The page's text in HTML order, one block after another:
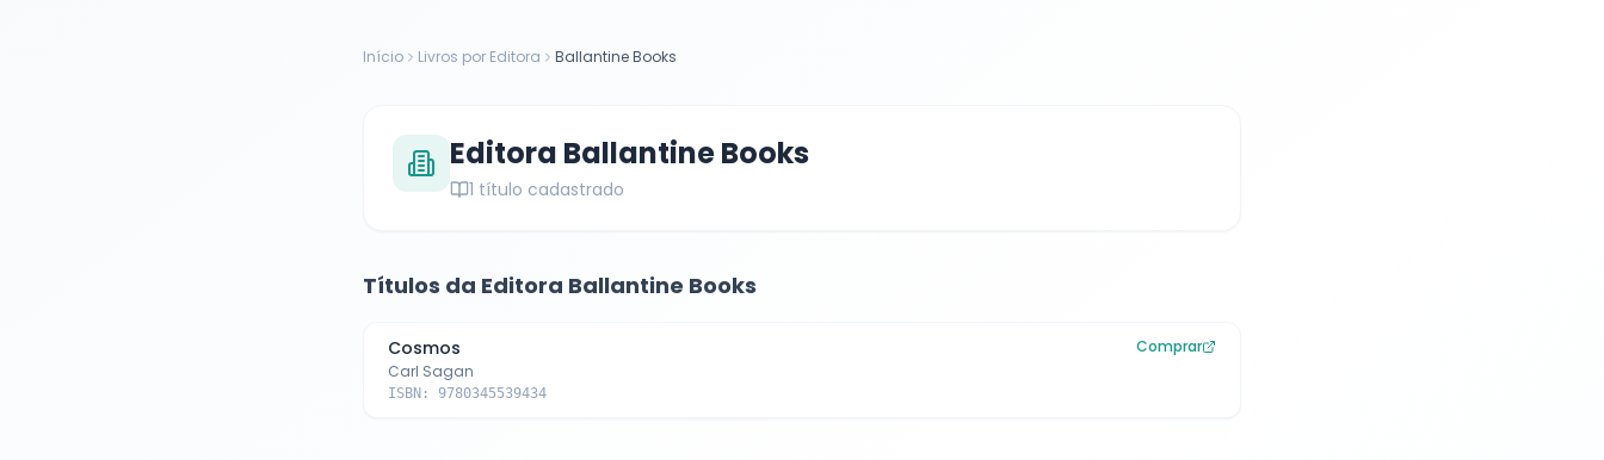
Início Livros por Editora Ballantine Books
Editora Ballantine Books
1 título cadastrado
Títulos da Editora Ballantine Books
Cosmos
Carl Sagan
ISBN: 9780345539434
Comprar